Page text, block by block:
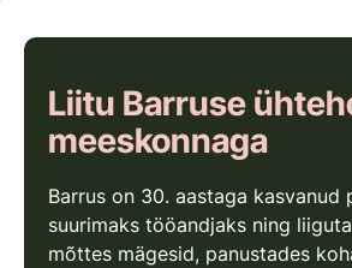
Liitu Barruse
meeskonnaga
Barrus on 30. aastaga kasvanud
suurimaks tööandjaks ning
mõttes mägesid, panustades